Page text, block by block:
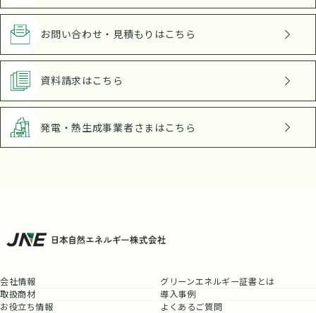
お問い合わせ・見積もり はこちら
資料請求 はこちら
発電・熱生成事業者さま はこちら
会社情報
グリーンエネルギー証書とは
取扱商材
導入事例
お役立ち情報
よくあるご質問